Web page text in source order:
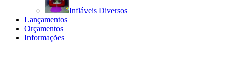
Infláveis Diversos
Lançamentos
Orçamentos
Informações